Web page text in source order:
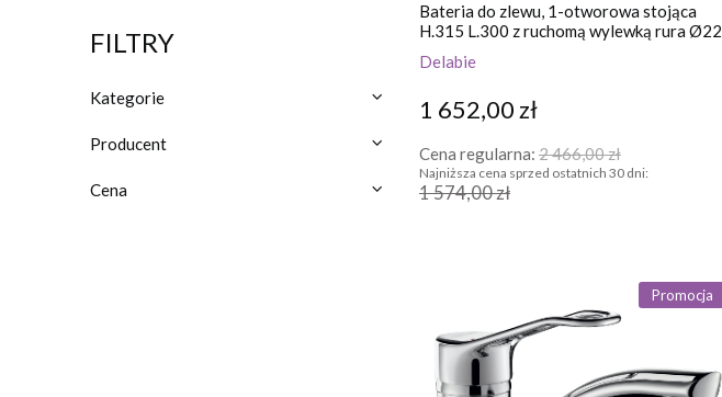
FILTRY
Kategorie
Producent
Cena
Bateria do zlewu, 1-otworowa stojąca
H.315 L.300 z ruchomą wylewką rura Ø22
Delabie
1 652,00 zł
Cena regularna: 2 466,00 zł
Najniższa cena sprzed ostatnich 30 dni:
1 574,00 zł
Promocja